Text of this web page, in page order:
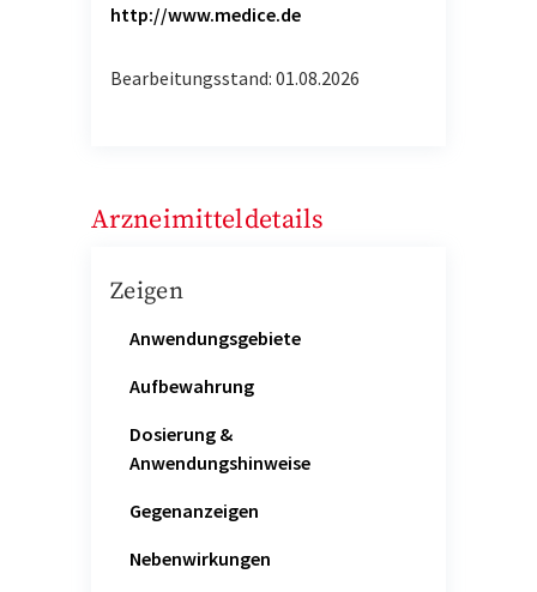
http://www.medice.de
Bearbeitungsstand: 01.08.2026
Arzneimitteldetails
Zeigen
Anwendungsgebiete
Aufbewahrung
Dosierung &
Anwendungshinweise
Gegenanzeigen
Nebenwirkungen